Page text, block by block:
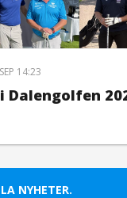
14:23
Dalengolfen
NYHETER.